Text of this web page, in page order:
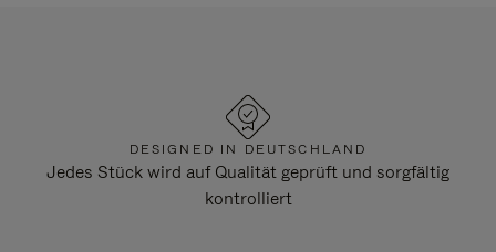
DESIGNED IN DEUTSCHLAND
Jedes Stück wird auf Qualität geprüft und sorgfältig
kontrolliert